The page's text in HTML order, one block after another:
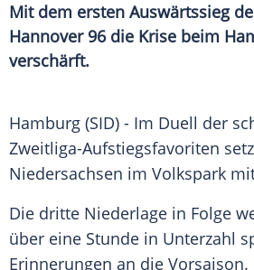
Mit dem ersten Auswärtssieg
Hannover 96 die Krise beim
verschärft.
Hamburg (SID) - Im Duell der
Zweitliga-Aufstiegsfavoriten
Niedersachsen im Volkspark
Die dritte Niederlage in Folge
über eine Stunde in Unterzahl
Erinnerungen an die